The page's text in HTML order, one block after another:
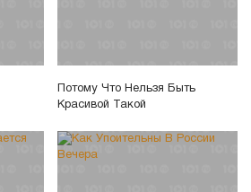
Потому Что Нельзя Быть
Красивой Такой